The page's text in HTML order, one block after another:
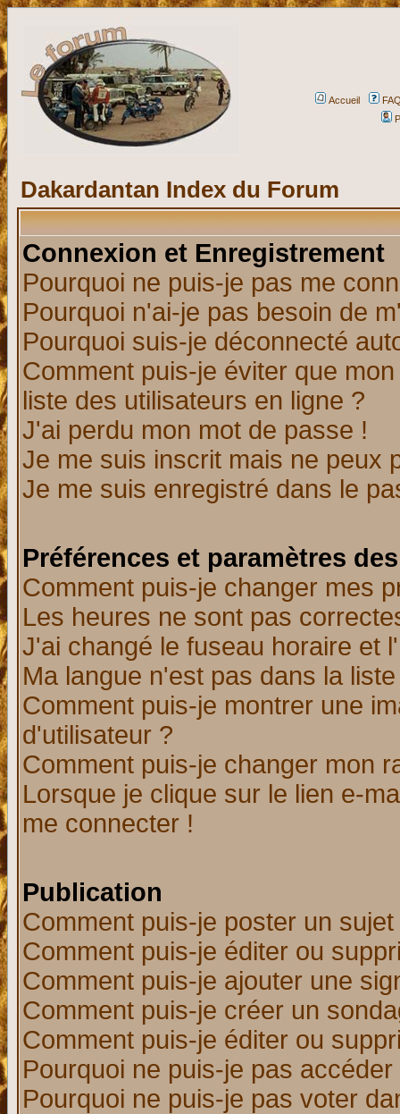
Accueil
Dakardantan Index du Forum
Connexion et Enregistrement
Pourquoi ne puis-je pas me
Pourquoi n'ai-je pas besoin de
Pourquoi suis-je déconnecté
Comment puis-je éviter que
liste des utilisateurs en ligne ?
J'ai perdu mon mot de passe !
Je me suis inscrit mais ne peux
Je me suis enregistré dans le
Préférences et paramètres
Comment puis-je changer mes
Les heures ne sont pas
J'ai changé le fuseau horaire et
Ma langue n'est pas dans la
Comment puis-je montrer une
d'utilisateur ?
Comment puis-je changer mon
Lorsque je clique sur le lien e-
me connecter !
Publication
Comment puis-je poster un
Comment puis-je éditer ou
Comment puis-je ajouter une
Comment puis-je créer un
Comment puis-je éditer ou
Pourquoi ne puis-je pas
Pourquoi ne puis-je pas voter